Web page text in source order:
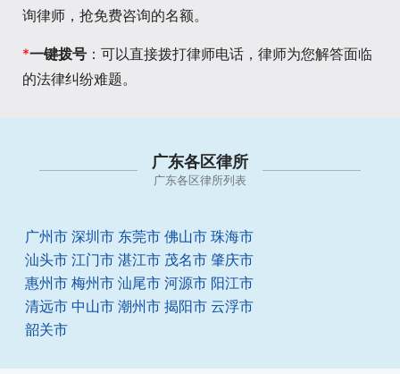
询律师，抢免费咨询的名额。
*一键拨号 ：可以直接拨打律师电话，律师为您解答面临
的法律纠纷难题。
广东各区律所
广东各区律所列表
广州市 深圳市 东莞市 佛山市 珠海市
汕头市 江门市 湛江市 茂名市 肇庆市
惠州市 梅州市 汕尾市 河源市 阳江市
清远市 中山市 潮州市 揭阳市 云浮市
韶关市